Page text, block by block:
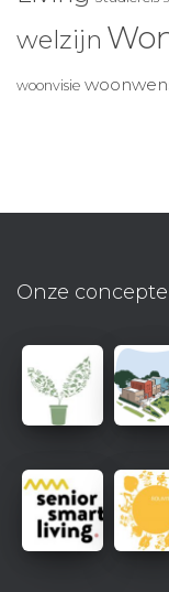
welzijn
woonvisie
Onze